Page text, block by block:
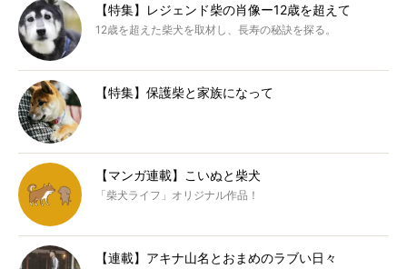
【特集】レジェンド柴の肖像ー12歳を超えて
12歳を超えた柴犬を取材し、長寿の秘訣を探る。
【特集】保護柴と家族になって
【マンガ連載】こいぬと柴犬
「柴犬ライフ」オリジナル作品！
【連載】アキナ山名とおまめのラブい日々